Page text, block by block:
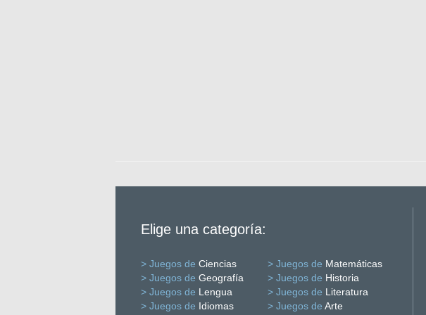
Elige una categoría:
> Juegos de Ciencias > Juegos de Matemáticas
> Juegos de Geografía > Juegos de Historia
> Juegos de Lengua > Juegos de Literatura
> Juegos de Idiomas > Juegos de Arte